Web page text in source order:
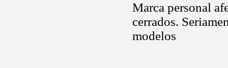
Marca personal
cerrados.
modelos